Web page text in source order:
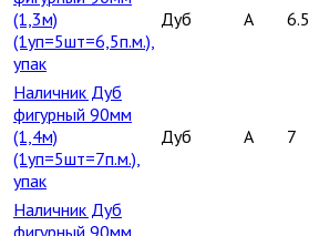
(1,3м)
(1уп=5шт=6,5п.м.),
упак
Дуб A 6.5
Наличник Дуб
фигурный 90мм
(1,4м)
(1уп=5шт=7п.м.),
упак
Дуб A 7
Наличник Дуб
фигурный 90мм